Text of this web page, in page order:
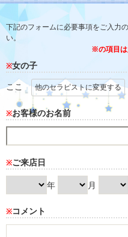
下記のフォームに必要事項をご入力
い。
※の項目は
※女の子
ここ 他のセラピストに変更する
※お客様のお名前
※ご来店日
年 月
※コメント